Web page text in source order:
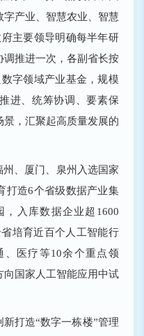
产业、智慧农业、智慧
主要领导明确每半年研
推进一次，各副省长按
字领域产业基金，规模
进、统筹协调、要素保
，汇聚起高质量发展的
、厦门、泉州入选国家
打造6个省级数据产业集
入库数据企业超1600
培育近百个人工智能行
医疗等10余个重点领
国家人工智能应用中试
打造“数字一栋楼”管理